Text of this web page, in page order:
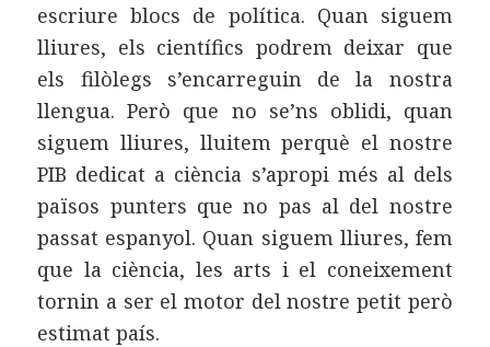
escriure blocs de política. Quan siguem
lliures, els científics podrem deixar que
els filòlegs s’encarreguin de la nostra
llengua. Però que no se’ns oblidi, quan
siguem lliures, lluitem perquè el nostre
PIB dedicat a ciència s’apropi més al dels
països punters que no pas al del nostre
passat espanyol. Quan siguem lliures, fem
que la ciència, les arts i el coneixement
tornin a ser el motor del nostre petit però
estimat país.